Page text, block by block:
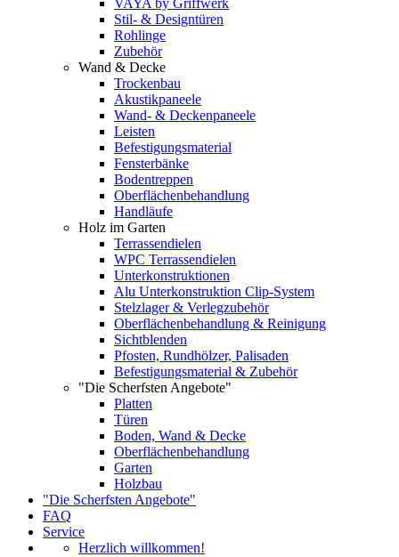
VAYA by Griffwerk
Stil- & Designtüren
Rohlinge
Zubehör
Wand & Decke
Trockenbau
Akustikpaneele
Wand- & Deckenpaneele
Leisten
Befestigungsmaterial
Fensterbänke
Bodentreppen
Oberflächenbehandlung
Handläufe
Holz im Garten
Terrassendielen
WPC Terrassendielen
Unterkonstruktionen
Alu Unterkonstruktion Clip-System
Stelzlager & Verlegzubehör
Oberflächenbehandlung & Reinigung
Sichtblenden
Pfosten, Rundhölzer, Palisaden
Befestigungsmaterial & Zubehör
"Die Scherfsten Angebote"
Platten
Türen
Boden, Wand & Decke
Oberflächenbehandlung
Garten
Holzbau
"Die Scherfsten Angebote"
FAQ
Service
Herzlich willkommen!